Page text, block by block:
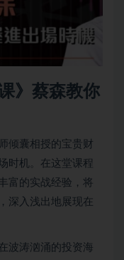
》蔡森教你
倾囊相授的宝贵财
时机。在这堂课程
富的实战经验，将
深入浅出地展现在
波涛汹涌的投资海